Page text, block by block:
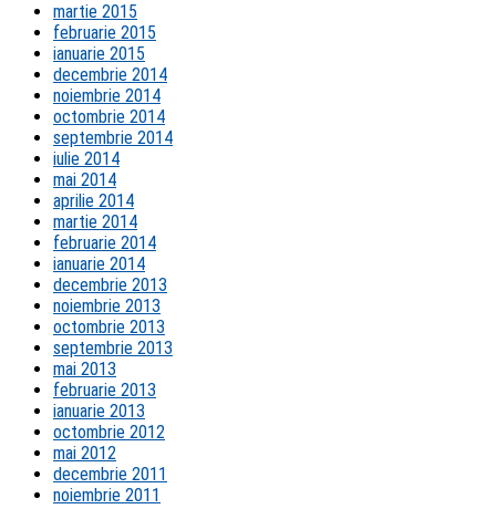
martie 2015
februarie 2015
ianuarie 2015
decembrie 2014
noiembrie 2014
octombrie 2014
septembrie 2014
iulie 2014
mai 2014
aprilie 2014
martie 2014
februarie 2014
ianuarie 2014
decembrie 2013
noiembrie 2013
octombrie 2013
septembrie 2013
mai 2013
februarie 2013
ianuarie 2013
octombrie 2012
mai 2012
decembrie 2011
noiembrie 2011